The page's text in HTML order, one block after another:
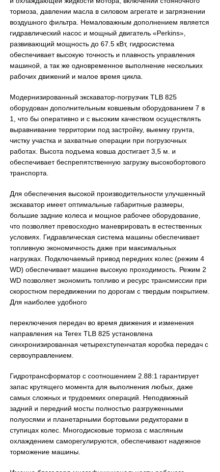
тормоза, давлении масла в силовом агрегате и загрязнении
воздушного фильтра. Немаловажным дополнением является
гидравлический насос и мощный двигатель «Perkins»,
развивающий мощность до 67.5 кВт, гидросистема
обеспечивает высокую точность и плавность управления
машиной, а так же одновременное выполнение нескольких
рабочих движений и малое время цикла.
Модернизированный экскаватор-погрузчик TLB 825
оборудован дополнительным ковшевым оборудованием 7 в
1, что бы оперативно и с высоким качеством осуществлять
выравнивание территории под застройку, выемку грунта,
чистку участка и захватные операции при погрузочных
работах. Высота подъема ковша достигает 3,5 м. и
обеспечивает беспрепятственную загрузку высокобортового
транспорта.
Для обеспечения высокой производительности улучшенный
экскаватор имеет оптимальные габаритные размеры,
большие задние колеса и мощное рабочее оборудование,
что позволяет превосходно маневрировать в естественных
условиях. Гидравлическая система машины обеспечивает
топливную экономичность даже при максимальных
нагрузках. Подключаемый привод передних колес (режим 4
WD) обеспечивает машине высокую проходимость. Режим 2
WD позволяет экономить топливо и ресурс трансмиссии при
скоростном передвижении по дорогам с твердым покрытием.
Для наиболее удобного
переключения передач во время движения и изменения
направления на Terex TLB 825 установлена
синхронизированная четырехступенчатая коробка передач с
сервоуправлением.
Гидротрансформатор с соотношением 2.88:1 гарантирует
запас крутящего момента для выполнения любых, даже
самых сложных и трудоемких операций. Неподвижный
задний и передний мосты полностью разгруженными
полуосями и планетарными бортовыми редукторами в
ступицах колес. Многодисковые тормоза с масляным
охлаждением саморегулируются, обеспечивают надежное
торможение машины.